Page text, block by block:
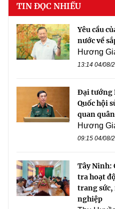
TIN ĐỌC NHIỀU
Yêu cầu
nước về
Hương
13:14 04/08/
Đại tướng
Quốc hội
quan
Hương
09:15 04/08/
Tây Ninh:
tra hoạt
trang sức,
nghiệp